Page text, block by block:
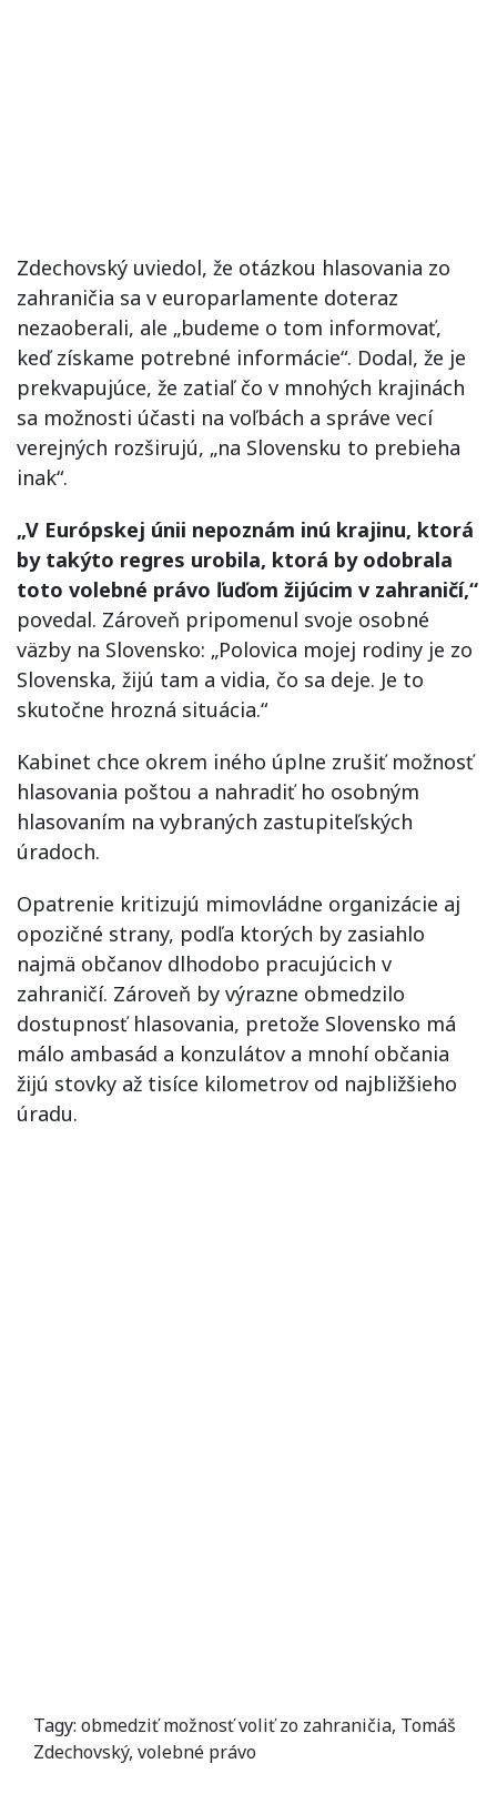
Zdechovský uviedol, že otázkou hlasovania zo
zahraničia sa v europarlamente doteraz
nezaoberali, ale „budeme o tom informovať,
keď získame potrebné informácie“. Dodal, že je
prekvapujúce, že zatiaľ čo v mnohých krajinách
sa možnosti účasti na voľbách a správe vecí
verejných rozširujú, „na Slovensku to prebieha
inak“.
„V Európskej únii nepoznám inú krajinu, ktorá
by takýto regres urobila, ktorá by odobrala
toto volebné právo ľuďom žijúcim v zahraničí,“
povedal. Zároveň pripomenul svoje osobné
väzby na Slovensko: „Polovica mojej rodiny je zo
Slovenska, žijú tam a vidia, čo sa deje. Je to
skutočne hrozná situácia.“
Kabinet chce okrem iného úplne zrušiť možnosť
hlasovania poštou a nahradiť ho osobným
hlasovaním na vybraných zastupiteľských
úradoch.
Opatrenie kritizujú mimovládne organizácie aj
opozičné strany, podľa ktorých by zasiahlo
najmä občanov dlhodobo pracujúcich v
zahraničí. Zároveň by výrazne obmedzilo
dostupnosť hlasovania, pretože Slovensko má
málo ambasád a konzulátov a mnohí občania
žijú stovky až tisíce kilometrov od najbližšieho
úradu.
Tagy: obmedziť možnosť voliť zo zahraničia, Tomáš
Zdechovský, volebné právo